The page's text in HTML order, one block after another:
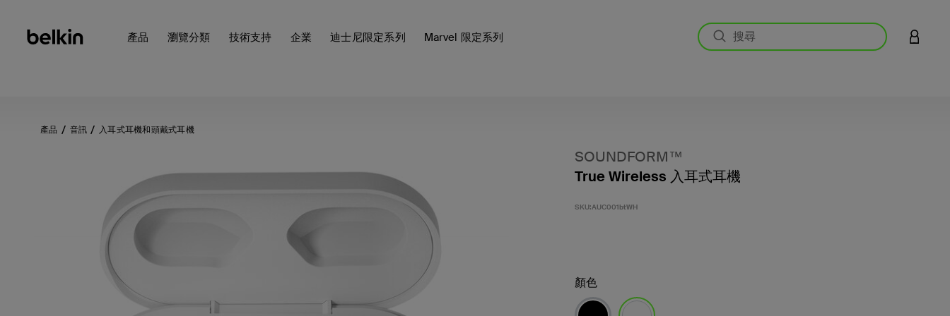
產品 瀏覽分類 技術支持 企業 迪士尼限定系列 Marvel 限定系列 登入您
產品 音訊 入耳式耳機和頭戴式耳機
SOUNDFORM™
True Wireless 入耳式耳機
SKU:AUC001btWH
顏色